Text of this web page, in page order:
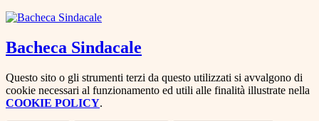
Bacheca Sindacale
Questo sito o gli strumenti terzi da questo utilizzati si avvalgono di
cookie necessari al funzionamento ed utili alle finalità illustrate nella
COOKIE POLICY.